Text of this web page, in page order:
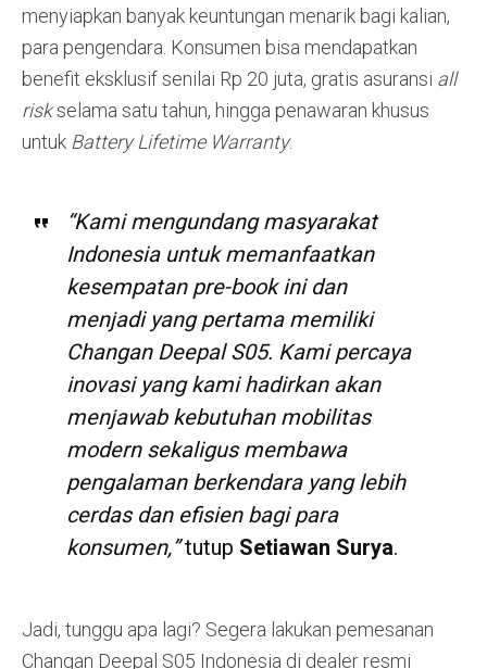
menyiapkan banyak keuntungan menarik bagi kalian,
para pengendara. Konsumen bisa mendapatkan
benefit eksklusif senilai Rp 20 juta, gratis asuransi all
riskselama satu tahun, hingga penawaran khusus
untuk Battery Lifetime Warranty.
“Kami mengundang masyarakat
Indonesia untuk memanfaatkan
kesempatan pre-book ini dan
menjadi yang pertama memiliki
Changan Deepal S05. Kami percaya
inovasi yang kami hadirkan akan
menjawab kebutuhan mobilitas
modern sekaligus membawa
pengalaman berkendara yang lebih
cerdas dan efisien bagi para
konsumen,”tutup Setiawan Surya.
Jadi, tunggu apa lagi? Segera lakukan pemesanan
Changan Deepal S05 Indonesia di dealer resmi